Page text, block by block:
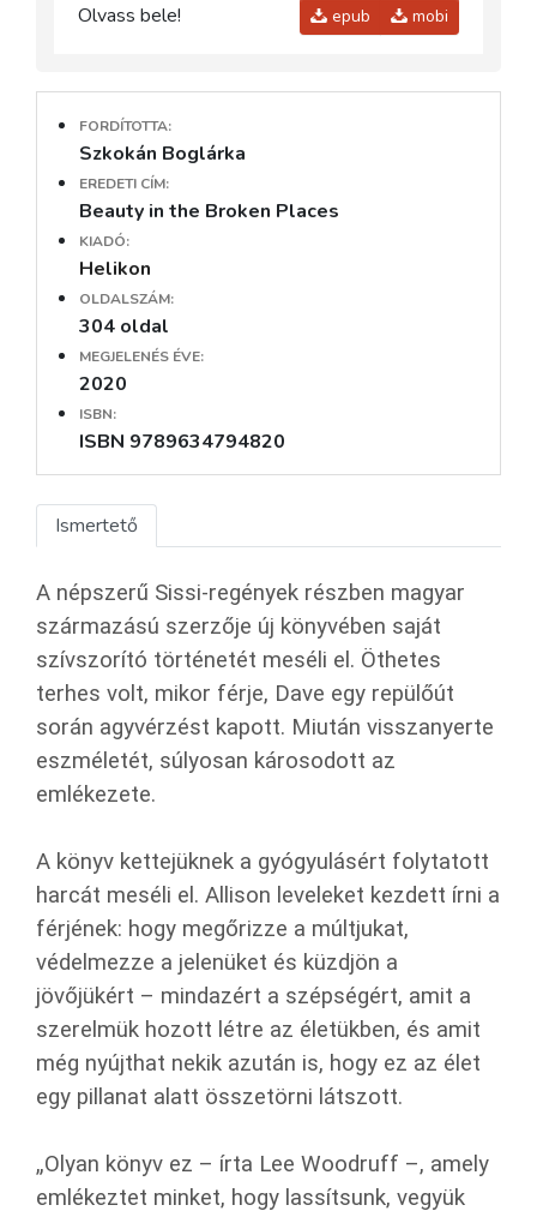
Olvass bele! epub mobi
FORDÍTOTTA:
Szkokán Boglárka
EREDETI CÍM:
Beauty in the Broken Places
KIADÓ:
Helikon
OLDALSZÁM:
304 oldal
MEGJELENÉS ÉVE:
2020
ISBN:
ISBN 9789634794820
Ismertető
A népszerű Sissi-regények részben magyar
származású szerzője új könyvében saját
szívszorító történetét meséli el. Öthetes
terhes volt, mikor férje, Dave egy repülőút
során agyvérzést kapott. Miután visszanyerte
eszméletét, súlyosan károsodott az
emlékezete.
A könyv kettejüknek a gyógyulásért folytatott
harcát meséli el. Allison leveleket kezdett írni a
férjének: hogy megőrizze a múltjukat,
védelmezze a jelenüket és küzdjön a
jövőjükért – mindazért a szépségért, amit a
szerelmük hozott létre az életükben, és amit
még nyújthat nekik azután is, hogy ez az élet
egy pillanat alatt összetörni látszott.
„Olyan könyv ez – írta Lee Woodruff –, amely
emlékeztet minket, hogy lassítsunk, vegyük